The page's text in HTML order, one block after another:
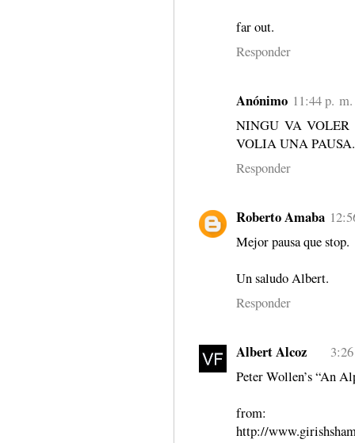
far out.
Responder
Anónimo 11:44 p. m.
NINGU VA
VOLIA UNA PAUSA.
Responder
Roberto Amaba
Mejor pausa que stop.
Un saludo Albert.
Responder
Albert Alcoz
Peter Wollen’s “An
from:
http://